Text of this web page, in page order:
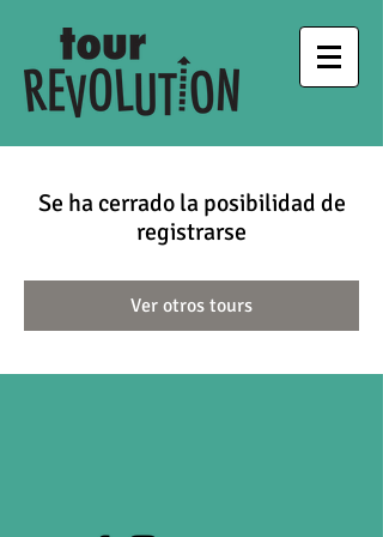
Se ha cerrado la posibilidad de
registrarse
Ver otros tours